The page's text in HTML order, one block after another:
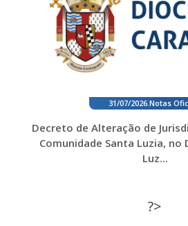
31/07/2026. Notas
Decreto de Alteração de
Comunidade Santa Luzia,
Luz...
?>